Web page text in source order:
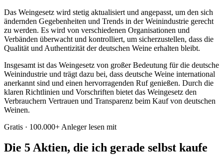
Das Weingesetz wird stetig aktualisiert und angepasst, um den sich
ändernden Gegebenheiten und Trends in der Weinindustrie gerecht
zu werden. Es wird von verschiedenen Organisationen und
Verbänden überwacht und kontrolliert, um sicherzustellen, dass die
Qualität und Authentizität der deutschen Weine erhalten bleibt.
Insgesamt ist das Weingesetz von großer Bedeutung für die deutsche
Weinindustrie und trägt dazu bei, dass deutsche Weine international
anerkannt sind und einen hervorragenden Ruf genießen. Durch die
klaren Richtlinien und Vorschriften bietet das Weingesetz den
Verbrauchern Vertrauen und Transparenz beim Kauf von deutschen
Weinen.
Gratis · 100.000+ Anleger lesen mit
Die 5 Aktien, die ich gerade selbst kaufe